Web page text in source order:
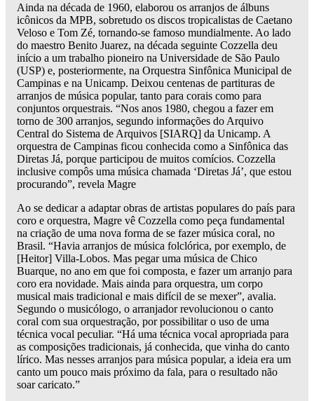
Ainda na década de 1960, elaborou os arranjos de álbuns
icônicos da MPB, sobretudo os discos tropicalistas de Caetano
Veloso e Tom Zé, tornando-se famoso mundialmente. Ao lado
do maestro Benito Juarez, na década seguinte Cozzella deu
início a um trabalho pioneiro na Universidade de São Paulo
(USP) e, posteriormente, na Orquestra Sinfônica Municipal de
Campinas e na Unicamp. Deixou centenas de partituras de
arranjos de música popular, tanto para corais como para
conjuntos orquestrais. “Nos anos 1980, chegou a fazer em
torno de 300 arranjos, segundo informações do Arquivo
Central do Sistema de Arquivos [SIARQ] da Unicamp. A
orquestra de Campinas ficou conhecida como a Sinfônica das
Diretas Já, porque participou de muitos comícios. Cozzella
inclusive compôs uma música chamada ‘Diretas Já’, que estou
procurando”, revela Magre
Ao se dedicar a adaptar obras de artistas populares do país para
coro e orquestra, Magre vê Cozzella como peça fundamental
na criação de uma nova forma de se fazer música coral, no
Brasil. “Havia arranjos de música folclórica, por exemplo, de
[Heitor] Villa-Lobos. Mas pegar uma música de Chico
Buarque, no ano em que foi composta, e fazer um arranjo para
coro era novidade. Mais ainda para orquestra, um corpo
musical mais tradicional e mais difícil de se mexer”, avalia.
Segundo o musicólogo, o arranjador revolucionou o canto
coral com sua orquestração, por possibilitar o uso de uma
técnica vocal peculiar. “Há uma técnica vocal apropriada para
as composições tradicionais, já conhecida, que vinha do canto
lírico. Mas nesses arranjos para música popular, a ideia era um
canto um pouco mais próximo da fala, para o resultado não
soar caricato.”